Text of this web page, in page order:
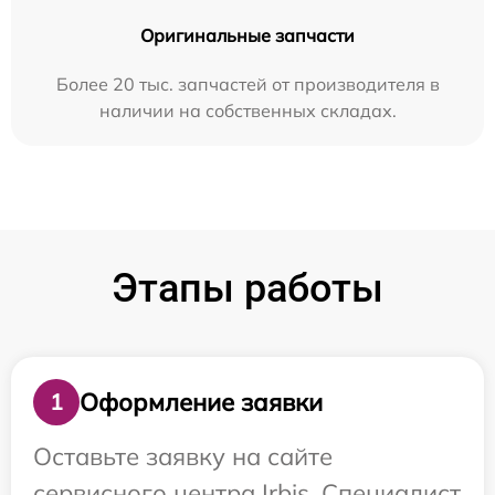
Оригинальные запчасти
Более 20 тыс. запчастей от производителя в
наличии на собственных складах.
Этапы работы
1
Оформление заявки
Оставьте заявку на сайте